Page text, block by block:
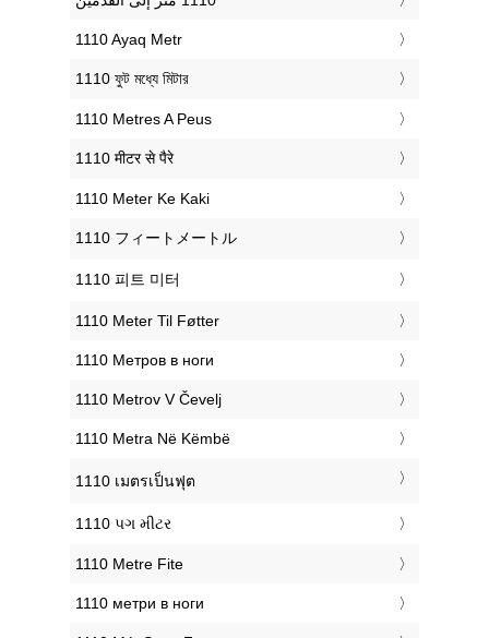
‎1110 Ayaq Metr
‎1110 ফুট মধ্যে মিটার
‎1110 Metres A Peus
‎1110 मीटर से पैरे
‎1110 Meter Ke Kaki
‎1110 フィートメートル
‎1110 피트 미터
‎1110 Meter Til Føtter
‎1110 Метров в ноги
‎1110 Metrov V Čevelj
‎1110 Metra Në Këmbë
‎1110 เมตรเป็นฟุต
‎1110 પગ મીટર
‎1110 Metre Fite
‎1110 метри в ноги